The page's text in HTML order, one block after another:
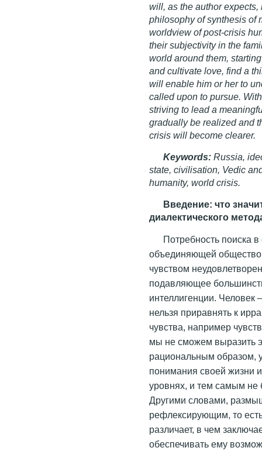
will, as the author
philosophy of synthesis of
worldview of post-crisis
their subjectivity in the
world around them,
and cultivate love, find a
will enable him or her to
called upon to pursue.
striving to lead a
gradually be realized and
crisis will become clearer.
Keywords:Russia,
state, civilisation, Vedic
humanity, world crisis.
Введение: что
диалектического
Потребность поиска
объединяющей
чувством
подавляющее
интеллигенции. Человек
нельзя приравнять к
чувства, например
мы не сможем выразить
рациональным образом,
понимания своей жизни
уровнях, и тем самым не
Другими словами,
рефлексирующим, то
различает, в чем
обеспечивать ему